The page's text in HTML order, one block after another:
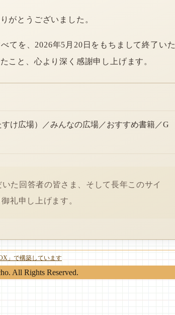
がとうございました。
てを、2026年5月20日をもちまして終了いた
こと、心より深く感謝申し上げます。
け広場）／みんなの広場／おすすめ書籍／G
た回答者の皆さま、そして長年このサイ
礼申し上げます。
」で構築しています
All Rights Reserved.